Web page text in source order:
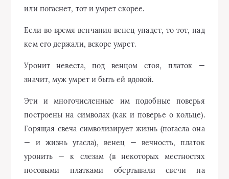
или погаснет, тот и умрет скорее.
Если во время венчания венец упадет, то тот, над
кем его держали, вскоре умрет.
Уронит невеста, под венцом стоя, платок —
значит, муж умрет и быть ей вдовой.
Эти и многочисленные им подобные поверья
построены на символах (как и поверье о кольце).
Горящая свеча символизирует жизнь (погасла она
— и жизнь угасла), венец — вечность, платок
уронить — к слезам (в некоторых местностях
носовыми платками обертывали свечи на